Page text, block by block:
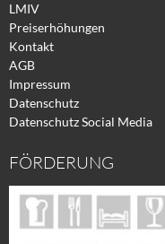
LMIV
Preiserhöhungen
Kontakt
AGB
Impressum
Datenschutz
Datenschutz Social Media
FÖRDERUNG